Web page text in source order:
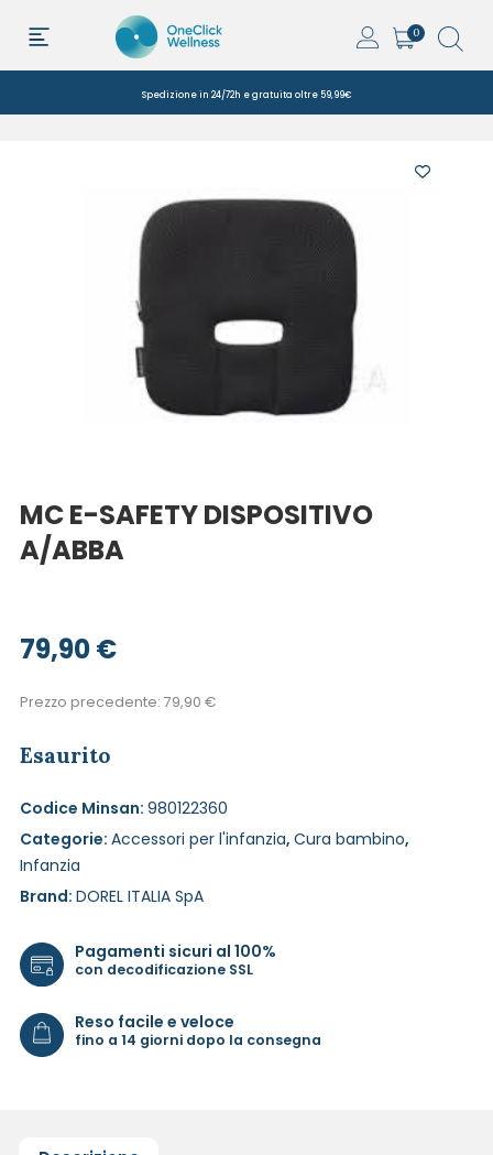
0
Spedizione in 24/72h e gratuita oltre 59,99€
MC E-SAFETY DISPOSITIVO
A/ABBA
79,90€
Prezzo precedente: 79,90 €
Esaurito
Codice Minsan: 980122360
Categorie: Accessori per l'infanzia, Cura bambino,
Infanzia
Brand: DOREL ITALIA SpA
Pagamenti sicuri al 100%
con decodificazione SSL
Reso facile e veloce
fino a 14 giorni dopo la consegna